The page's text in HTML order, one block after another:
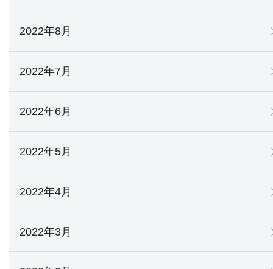
2022年8月
2022年7月
2022年6月
2022年5月
2022年4月
2022年3月